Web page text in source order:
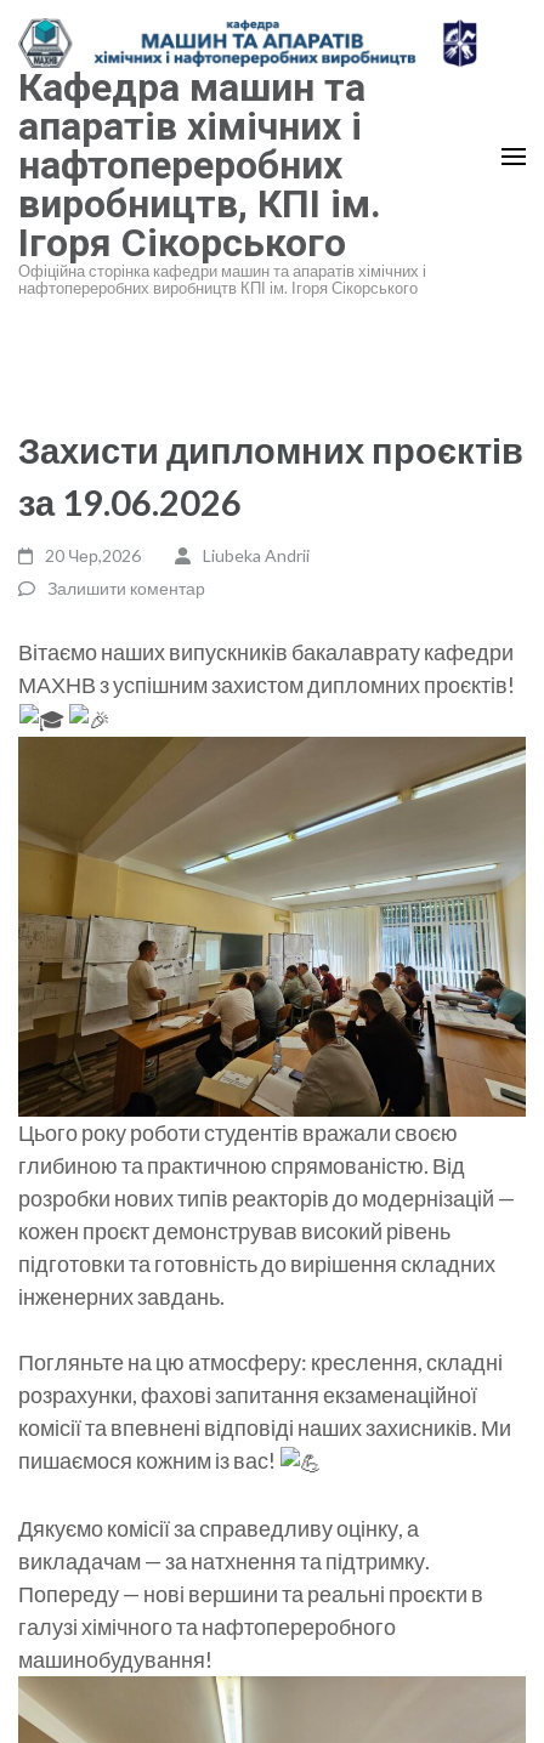
Перейти
до
вмісту
(натисніть
Enter)
Кафедра машин та
апаратів хімічних і
нафтопереробних
виробництв, КПІ ім.
Ігоря Сікорського
Офіційна сторінка кафедри машин та апаратів хімічних і
нафтопереробних виробництв КПІ ім. Ігоря Сікорського
Захисти дипломних проєктів
за 19.06.2026
20 Чер,2026
Liubeka Andrii
Залишити коментар
Вітаємо наших випускників бакалаврату кафедри
МАХНВ з успішним захистом дипломних проєктів!
Цього року роботи студентів вражали своєю
глибиною та практичною спрямованістю. Від
розробки нових типів реакторів до модернізацій —
кожен проєкт демонстрував високий рівень
підготовки та готовність до вирішення складних
інженерних завдань.
Погляньте на цю атмосферу: креслення, складні
розрахунки, фахові запитання екзаменаційної
комісії та впевнені відповіді наших захисників. Ми
пишаємося кожним із вас!
Дякуємо комісії за справедливу оцінку, а
викладачам — за натхнення та підтримку.
Попереду — нові вершини та реальні проєкти в
галузі хімічного та нафтопереробного
машинобудування!